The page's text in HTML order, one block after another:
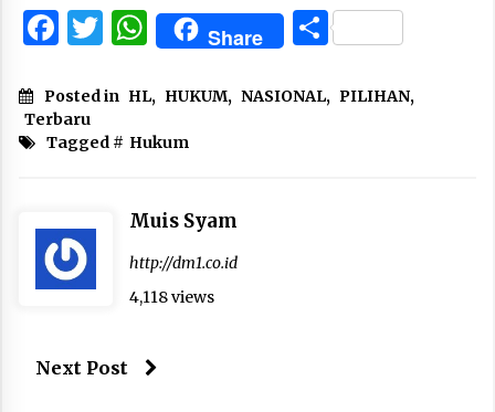
Facebook
Twitter
WhatsApp
Share Share
Posted in HL, HUKUM, NASIONAL, PILIHAN,
Terbaru
Tagged # Hukum
Muis Syam
http://dm1.co.id
4,118 views
Next Post